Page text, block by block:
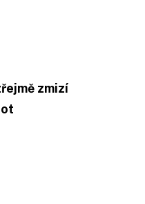
zmizí